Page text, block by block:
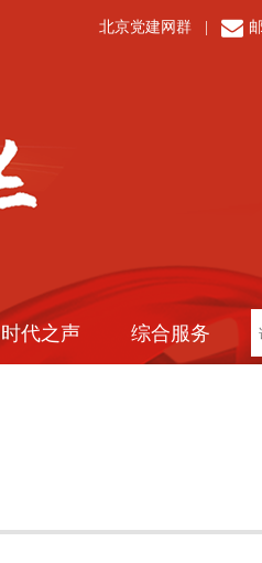
北京党建网群
时代之声 综合服务